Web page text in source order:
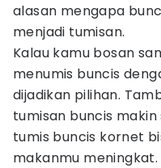
alasan mengapa
menjadi tumisan.
Kalau kamu bosan
menumis buncis
dijadikan pilihan.
tumisan buncis
tumis buncis kornet
makanmu meningkat.